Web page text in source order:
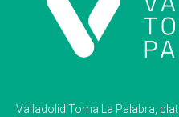
Valladolid Toma La Palabra,